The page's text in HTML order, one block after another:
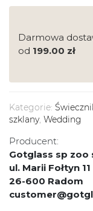
Darmowa
od 199.00 zł
Kategorie:
szklany, Wedding
Producent:
Gotglass sp
ul. Marii Fołtyn 11
26-600 Radom